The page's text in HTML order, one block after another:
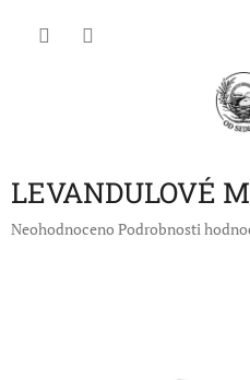
LEVANDULOVÉ
Průměrné
Neohodnoceno Podrobnosti